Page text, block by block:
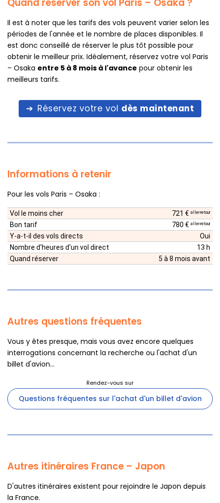
Il est à noter que les tarifs des vols peuvent varier selon les
périodes de l'année et le nombre de places disponibles. Il
est donc conseillé de réserver le plus tôt possible pour
obtenir le meilleur prix. Idéalement, réservez votre vol Paris
– Osaka entre 5 à 8 mois à l'avance pour obtenir les
meilleurs tarifs.
Réservez votre vol dès maintenant
Informations à retenir
Pour les vols Paris – Osaka :
Vol le moins cher 721 € aller-retour
Bon tarif 780 € aller-retour
Y-a-t-il des vols directs
Oui
Nombre d'heures d'un vol direct
13 h
Quand réserver
5 à 8 mois avant
Autres questions fréquentes
Vous y êtes presque, mais vous avez encore quelques
interrogations concernant la recherche ou l'achat d'un
billet d'avion...
Questions fréquentes sur l'achat d'un billet d'avion
Autres itinéraires France – Japon
D'autres itinéraires existent pour rejoindre le Japon depuis
la France.